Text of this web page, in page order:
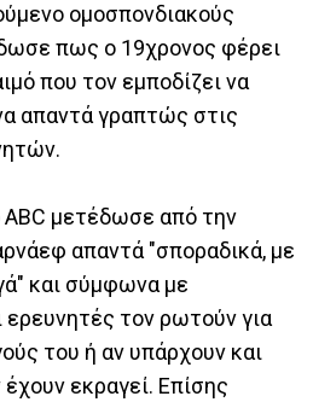
ομοσπονδιακούς
πως ο 19χρονος φέρει
που τον εμποδίζει να
απαντά γραπτώς στις
ABC μετέδωσε από την
απαντά "σποραδικά, με
και σύμφωνα με
ερευνητές τον ρωτούν για
του ή αν υπάρχουν και
εκραγεί. Επίσης